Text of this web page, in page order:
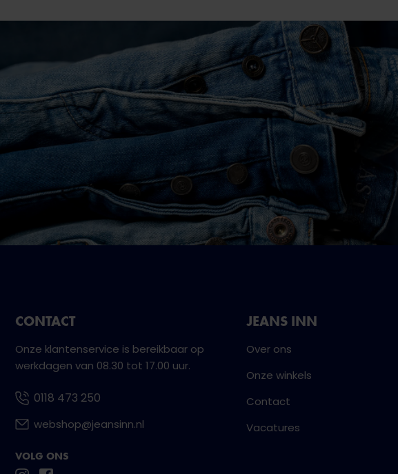
CONTACT
Onze klantenservice is bereikbaar op
werkdagen van 08.30 tot 17.00 uur.
0118 473 250
webshop@jeansinn.nl
VOLG ONS
JEANS INN
Over ons
Onze winkels
Contact
Vacatures